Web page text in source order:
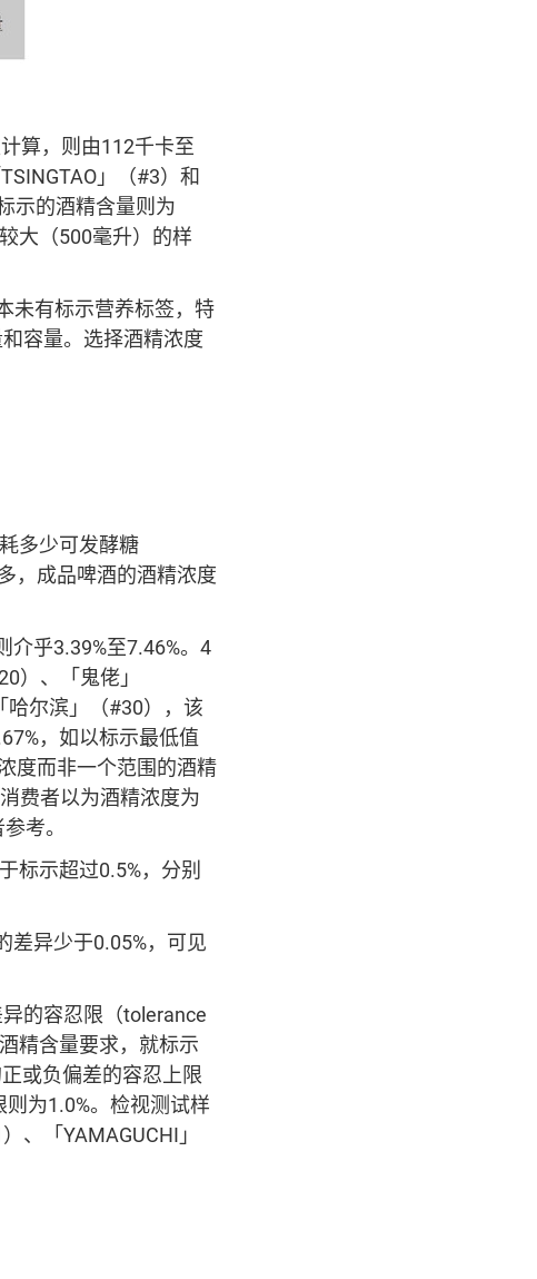
算，则由112千卡至
」（#3）和
示的酒精含量则为
大（500毫升）的样
未有标示营养标签，特
容量。选择酒精浓度
多少可发酵糖
，成品啤酒的酒精浓度
介乎3.39%至7.46%。4
）、「鬼佬」
哈尔滨」（#30），该
，如以标示最低值
度而非一个范围的酒精
费者以为酒精浓度为
考。
标示超过0.5%，分别
异少于0.05%，可见
的容忍限（tolerance
精含量要求，就标示
或负偏差的容忍上限
为1.0%。检视测试样
、「YAMAGUCHI」